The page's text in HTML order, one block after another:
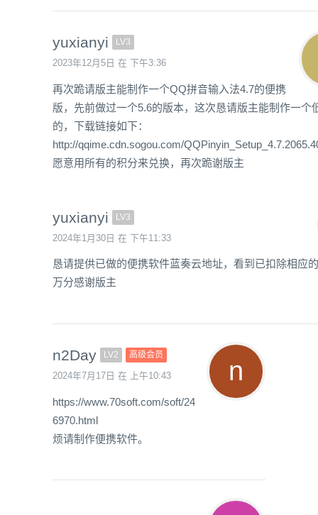
yuxianyi LV3
2023年12月5日 在 下午3:36
再次跪请版主能制作一个QQ拼音输入法4.7的便携
版，先前做过一个5.6的版本，这次恳请版主能制作一个
的，下载链接如下：
http://qqime.cdn.sogou.com/
愿意用所有的积分来兑换，再次跪谢版主
yuxianyi LV3
2024年1月30日 在 下午11:33
恳请提供已做的便携软件蓝奏云地址，看到已扣除相应
万分感谢版主
n2Day LV2 高级会员
2024年7月17日 在 上午10:43
https://www.70soft.com/soft/24
6970.html
烦请制作便携软件。